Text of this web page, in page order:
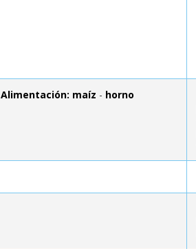
Alimentación: maíz - horno